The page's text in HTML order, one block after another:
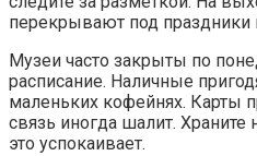
перекрывают под праздники
Музеи часто закрыты по
расписание. Наличные
маленьких кофейнях. Карты
связь иногда шалит. Храните
это успокаивает.